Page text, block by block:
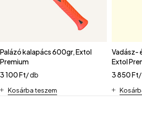
Palázó kalapács 600gr, Extol
Premium
3 100Ft/ db
Kosárba teszem
Vadász-
Extol
3 850Ft